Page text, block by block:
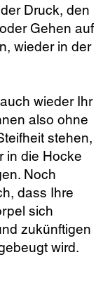
Druck, den
Gehen auf
wieder in der
wieder Ihr
also ohne
stehen,
in die Hocke
Noch
dass Ihre
sich
zukünftigen
wird.